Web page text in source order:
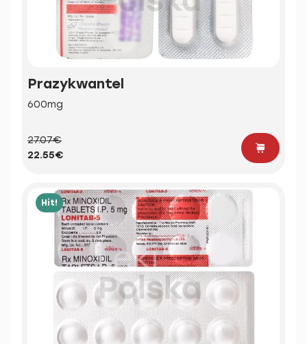
Prazykwantel
600mg
27.07€
22.55€
Hit!